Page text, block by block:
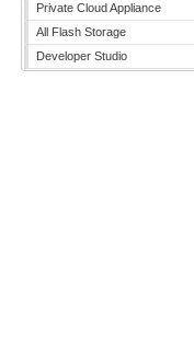
Private Cloud Appliance
All Flash Storage
Developer Studio